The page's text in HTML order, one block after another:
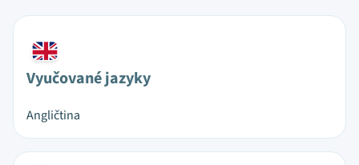
Vyučované jazyky
Angličtina